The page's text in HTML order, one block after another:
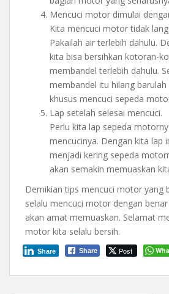
Mencuci motor dimulai
Kita mencuci motor tidak
Pakailah air terlebih dahulu.
kita bisa bersihkan kotoran-
membandel terlebih dahulu.
membandel itu hilang
khusus mencuci sepeda
Lap setelah selesai mencuci.
Perlu kita lap sepeda
mencucinya. Dengan kita lap
menjadi kering sepeda
akan semakin memuaskan
Demikian tips mencuci motor yang
selalu mencuci motor dengan
akan amat memuaskan. Selamat
motor kita selalu bersih.
Share Post
Share